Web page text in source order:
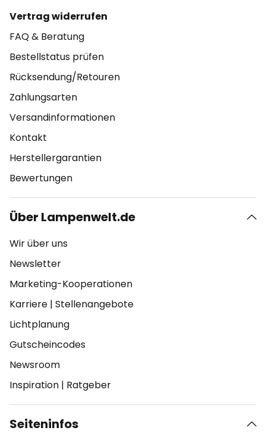
Vertrag widerrufen
FAQ & Beratung
Bestellstatus prüfen
Rücksendung/Retouren
Zahlungsarten
Versandinformationen
Kontakt
Herstellergarantien
Bewertungen
Über Lampenwelt.de
Wir über uns
Newsletter
Marketing-Kooperationen
Karriere | Stellenangebote
Lichtplanung
Gutscheincodes
Newsroom
Inspiration | Ratgeber
Seiteninfos